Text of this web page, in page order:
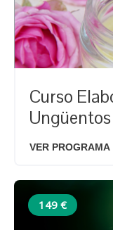
Curso
Ungüentos
VER PROGRAMA
149 €